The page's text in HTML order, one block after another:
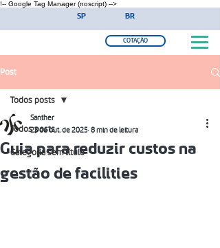
!-- Google Tag Manager (noscript) -->
SP BR
COTAÇÃO
Post
Todos posts
Categoria sem título
Todos posts
Guia para reduzir custos na
gestão de facilities
Santher
23 de out. de 2025 8 min de leitura